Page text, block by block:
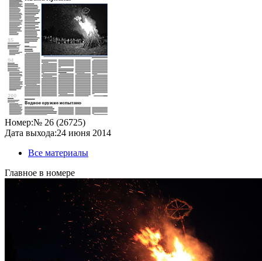
Номер:№ 26 (26725)
Дата выхода:24 июня 2014
Все материалы
Главное в номере